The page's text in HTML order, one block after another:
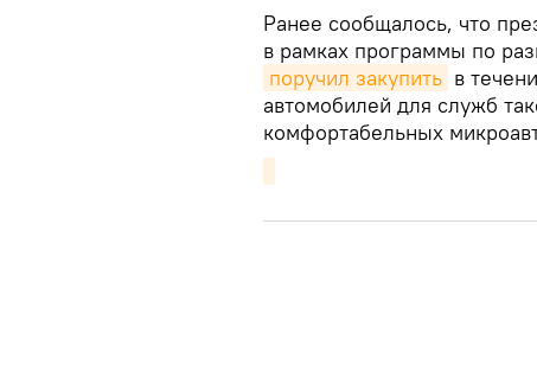
Ранее сообщалось, что
в рамках программы по
поручил закупить в
автомобилей для служб
комфортабельных